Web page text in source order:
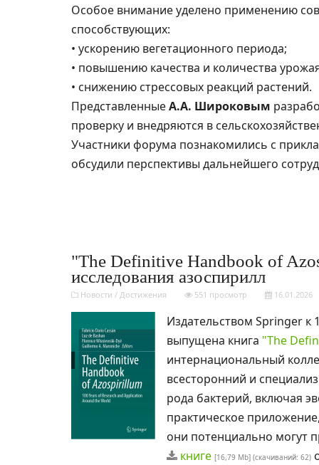
Особое внимание уделено применению
способствующих:
• ускорению вегетационного периода;
• повышению качества и количества
• снижению стрессовых реакций растений.
ПредставленныеА.А. Широковым
проверку и внедряются в
Участники форума познакомились с
обсудили перспективы дальнейшего
"The Definitive Handbook of
исследования азоспирилл
Новости / Достижения 551 просмотр 16.01.2026
Издательством Springer к
выпущена книга "The
интернациональный
всесторонний и
рода бактерий, включая
практическое
они потенциально могут
книге [16,79 Mb] (cкачиваний: 62)